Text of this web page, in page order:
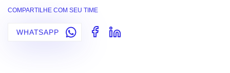
COMPARTILHE COM SEU TIME
WHATSAPP